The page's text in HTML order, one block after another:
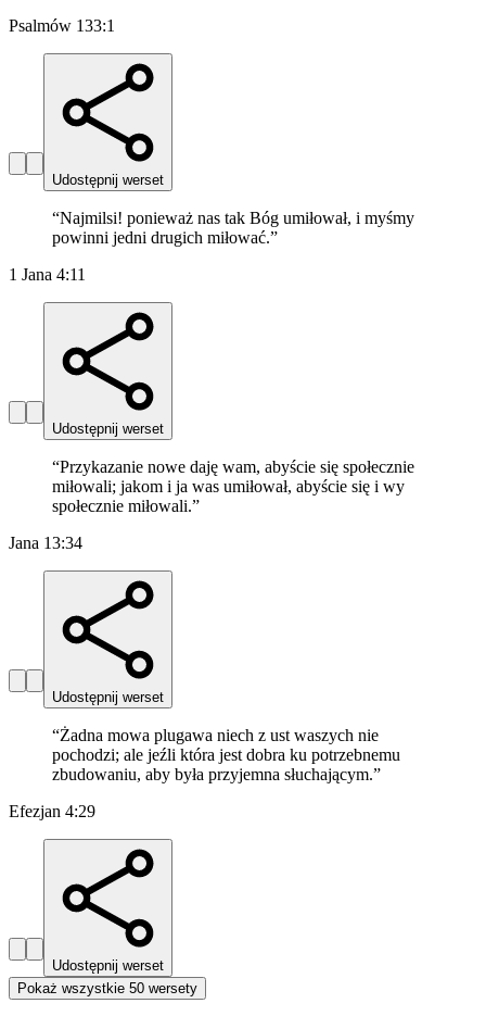
Psalmów 133:1
Udostępnij werset
“Najmilsi! ponieważ nas tak Bóg umiłował, i myśmy
powinni jedni drugich miłować.”
1 Jana 4:11
Udostępnij werset
“Przykazanie nowe daję wam, abyście się społecznie
miłowali; jakom i ja was umiłował, abyście się i wy
społecznie miłowali.”
Jana 13:34
Udostępnij werset
“Żadna mowa plugawa niech z ust waszych nie
pochodzi; ale jeźli która jest dobra ku potrzebnemu
zbudowaniu, aby była przyjemna słuchającym.”
Efezjan 4:29
Udostępnij werset
Pokaż wszystkie 50 wersety